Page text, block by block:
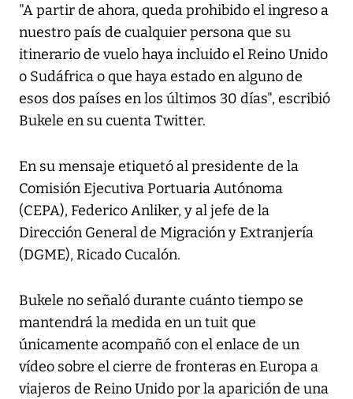
"A partir de ahora, queda prohibido el ingreso a
nuestro país de cualquier persona que su
itinerario de vuelo haya incluido el Reino Unido
o Sudáfrica o que haya estado en alguno de
esos dos países en los últimos 30 días", escribió
Bukele en su cuenta Twitter.
En su mensaje etiquetó al presidente de la
Comisión Ejecutiva Portuaria Autónoma
(CEPA), Federico Anliker, y al jefe de la
Dirección General de Migración y Extranjería
(DGME), Ricado Cucalón.
Bukele no señaló durante cuánto tiempo se
mantendrá la medida en un tuit que
únicamente acompañó con el enlace de un
vídeo sobre el cierre de fronteras en Europa a
viajeros de Reino Unido por la aparición de una